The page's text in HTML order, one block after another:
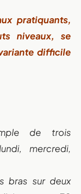
pratiquants,
niveaux, se
difficile
de trois
mercredi,
bras sur deux